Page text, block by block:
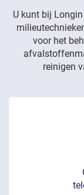
U kunt bij
voor het
reinigen